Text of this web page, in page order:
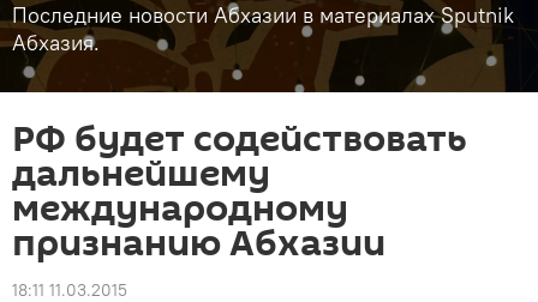
Последние новости Абхазии в материалах Sputnik
Абхазия.
РФ будет содействовать
дальнейшему
международному
признанию Абхазии
18:11 11.03.2015